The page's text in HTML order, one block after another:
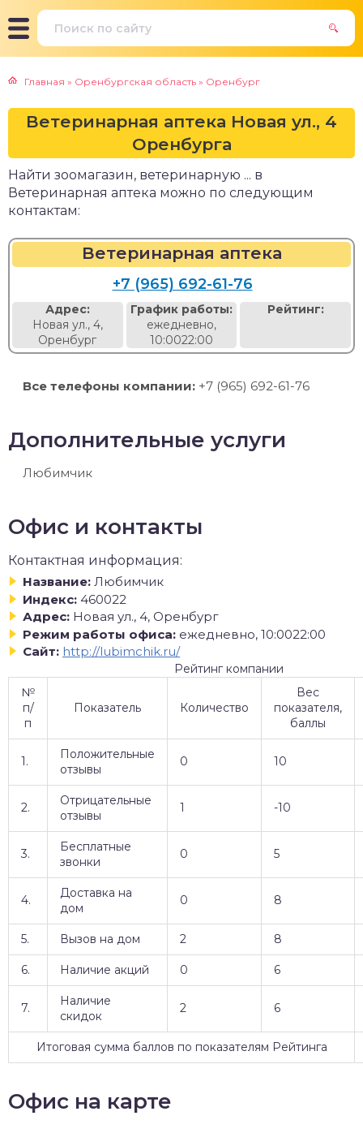
Главная » Оренбургская область » Оренбург
Ветеринарная аптека Новая ул., 4
Оренбурга
Найти зоомагазин, ветеринарную ... в
Ветеринарная аптека можно по следующим
контактам:
Ветеринарная аптека
+7 (965) 692-61-76
Адрес:
Новая ул., 4,
Оренбург
График работы:
ежедневно,
10:0022:00
Рейтинг:
Все телефоны компании: +7 (965) 692-61-76
Дополнительные услуги
Любимчик
Офис и контакты
Контактная информация:
Название: Любимчик
Индекс: 460022
Адрес: Новая ул., 4, Оренбург
Режим работы офиса: ежедневно, 10:0022:00
Сайт: http://lubimchik.ru/
Рейтинг компании
№
п/
п
Показатель Количество
Вес
показателя,
баллы
1.
Положительные
отзывы
0 10
2.
Отрицательные
отзывы
1 -10
3.
Бесплатные
звонки
0 5
4.
Доставка на
дом
0 8
5. Вызов на дом 2 8
6. Наличие акций 0 6
7.
Наличие
скидок
2 6
Итоговая сумма баллов по показателям Рейтинга
Офис на карте